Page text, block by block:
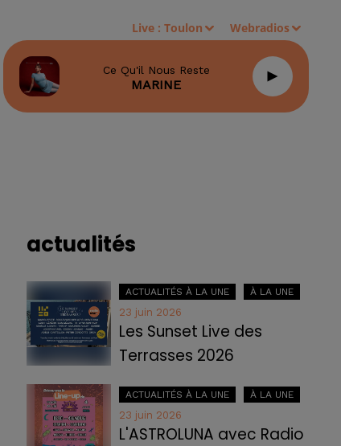
Live :Toulon Webradios
Ce Qu'il Nous Reste
MARINE
actualités
ACTUALITÉS À LA UNE À LA UNE
23 juin 2026
Les Sunset Live des
Terrasses 2026
ACTUALITÉS À LA UNE À LA UNE
23 juin 2026
L'ASTROLUNA avec Radio